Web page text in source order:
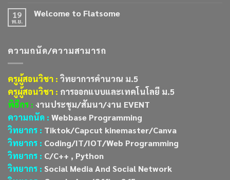
19
พ.ย.
Welcome to Flatsome
ความถนัด/ความสามารถ
ครูผู้สอนวิชา : วิทยาการคำนวณ ม.5
ครูผู้สอนวิชา : การออกแบบและเทคโนโลยี ม.5
พิธีกร : งานประชุม/สัมนา/งาน EVENT
ความถนัด : Webbase Programming
วิทยากร : Tiktok/Capcut kinemaster/Canva
วิทยากร : Coding/IT/IOT/Web Programming
วิทยากร : C/C++ , Python
วิทยากร : Social Media And Social Network